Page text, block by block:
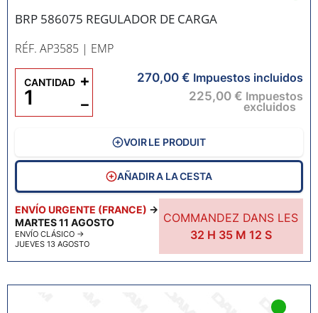
BRP 586075 REGULADOR DE CARGA
RÉF. AP3585 | EMP
ENVÍO URGENTE (FRANCE) →
MARTES 11 AGOSTO
ENVÍO CLÁSICO →
JUEVES 13 AGOSTO
COMMANDEZ DANS LES
32 H 35 M11S
270,00 € Impuestos incluidos
225,00 € Impuestos
excluidos
CANTIDAD
−
+
VOIR LE PRODUIT
AÑADIR A LA CESTA